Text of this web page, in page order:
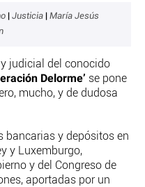
Justicia
María Jesús
judicial del conocido
Delorme’ se pone
mucho, y de dudosa
bancarias y depósitos en
y Luxemburgo,
y del Congreso de
aportadas por un